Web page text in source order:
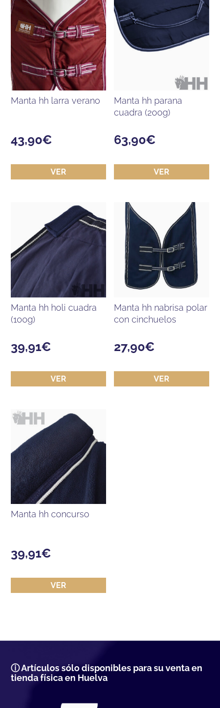
manta hh larra verano
43,90€
VER
manta hh parana
cuadra (200g)
63,90€
VER
manta hh holi cuadra
(100g)
39,91€
VER
manta hh nabrisa polar
con cinchuelos
27,90€
VER
manta hh concurso
39,91€
VER
ⓘ Artículos sólo disponibles para su venta en
tienda física en Huelva